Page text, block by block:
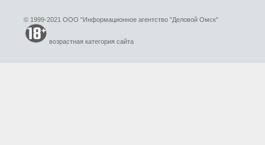
© 1999-2021 ООО "Информационное агентство "Деловой Омск"
возрастная категория сайта